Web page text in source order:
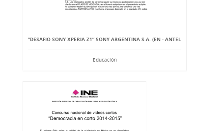
“DESAFIO SONY XPERIA Z1” SONY ARGENTINA S.A. (EN - ANTEL
Educación